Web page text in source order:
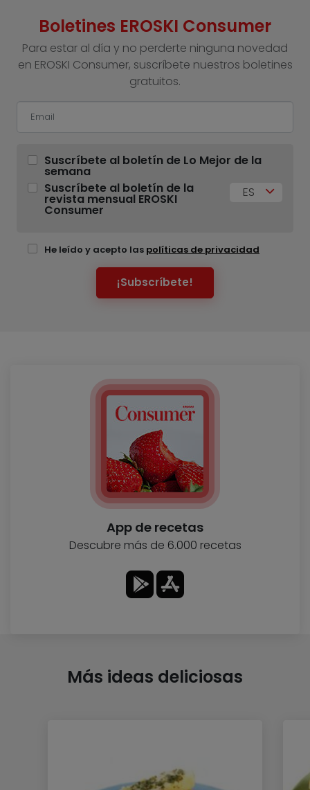
Boletines EROSKI Consumer
Para estar al día y no perderte ninguna novedad
en EROSKI Consumer, suscríbete nuestros boletines
gratuitos.
Suscríbete al boletín de Lo Mejor de la
semana
Suscríbete al boletín de la
revista mensual EROSKI
Consumer
ES
He leído y acepto las políticas de privacidad
¡Subscríbete!
App de recetas
Descubre más de 6.000 recetas
Más ideas deliciosas